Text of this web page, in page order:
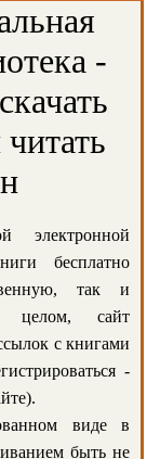
-
электронной
бесплатно
так и
целом, сайт
с книгами
-
виде в
быть не